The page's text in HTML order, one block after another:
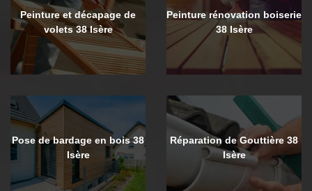
Peinture et décapage de
volets 38 Isère
Peinture rénovation boiserie
38 Isère
Pose de bardage en bois 38
Isère
Réparation de Gouttière 38
Isère